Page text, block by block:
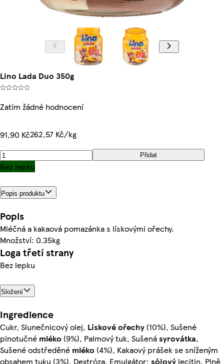
Lino Lada Duo 350g
Zatím žádné hodnocení
91,90 Kč262,57 Kč/kg
Přidat
Bez lepku
Popis produktu
Popis
Mléčná a kakaová pomazánka s lískovými ořechy.
Množství: 0.35kg
Loga třetí strany
Bez lepku
Složení
Ingredience
Cukr, Slunečnicový olej, Lískové ořechy (10%), Sušené
plnotučné mléko (9%), Palmový tuk, Sušenásyrovátka,
Sušené odstředěné mléko (4%), Kakaový prášek se sníženým
obsahem tuku (3%), Dextróza, Emulgátor: sójový lecitin, Plně